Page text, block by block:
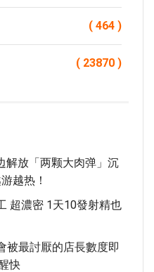
( 464 )
( 23870 )
解放「两颗大肉弹」沉
越热！
超濃密 1天10發射精也
被最討厭的店長數度即
快